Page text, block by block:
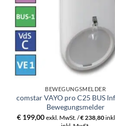
BEWEGUNGSMELDER
comstar VAYO pro C25 BUS
Bewegungsmelder
€199,00 exkl. MwSt. /€238,80